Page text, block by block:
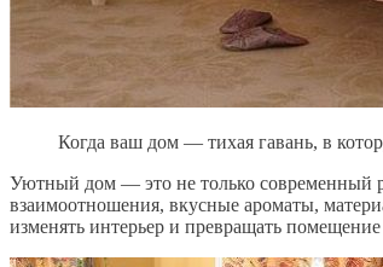
Когда ваш дом — тихая гавань, в
Уютный дом — это не только современный
взаимоотношения, вкусные ароматы,
изменять интерьер и превращать